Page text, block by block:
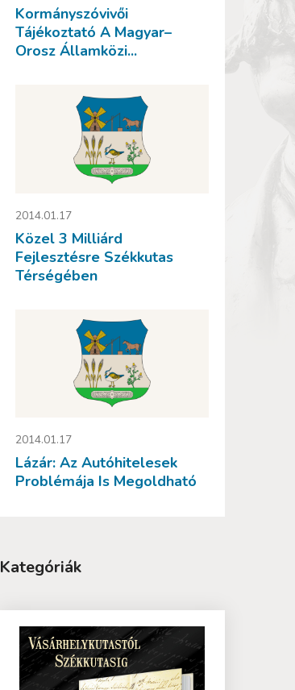
Kormányszóvivői
Tájékoztató A Magyar–
Orosz Államközi...
2014.01.17
Közel 3 Milliárd
Fejlesztésre Székkutas
Térségében
2014.01.17
Lázár: Az Autóhitelesek
Problémája Is Megoldható
Kategóriák